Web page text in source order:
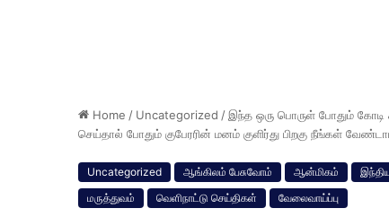
Home / Uncategorized /இந்த ஒரு பொருள் போதும்
செய்தால் போதும் குபேரரின் மனம் குளிர்து பிறகு நீங்கள்
Uncategorized ஆங்கிலம் பேசுவோம் ஆன்மிகம்
மருத்துவம்
வெளிநாட்டு செய்திகள் வேலைவாய்ப்பு